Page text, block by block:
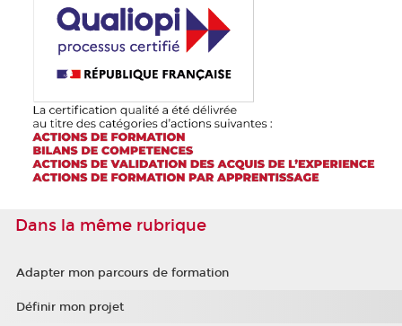
Dans la même rubrique
Adapter mon parcours de formation
Définir mon projet